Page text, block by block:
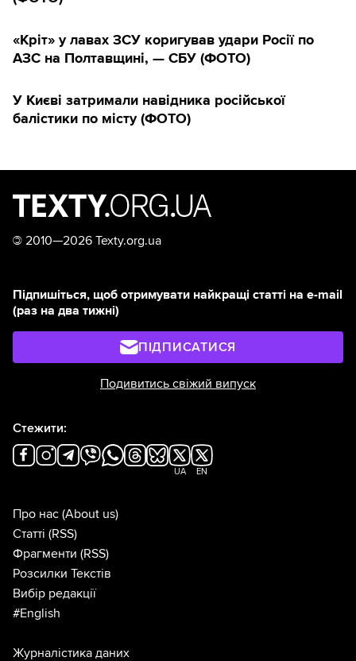
«Кріт» у лавах ЗСУ коригував удари Росії по
АЗС на Полтавщині, — СБУ (ФОТО)
У Києві затримали навідника російської
балістики по місту (ФОТО)
© 2010—2026 Texty.org.ua
Підпишіться, щоб отримувати найкращі статті на e-mail
(раз на два тижні)
ПІДПИСАТИСЯ
Подивитись свіжий випуск
Стежити:
UA EN
Про нас (About us)
Статті (RSS)
Фрагменти (RSS)
Розсилки Текстів
Вибір редакції
#English
Журналістика даних